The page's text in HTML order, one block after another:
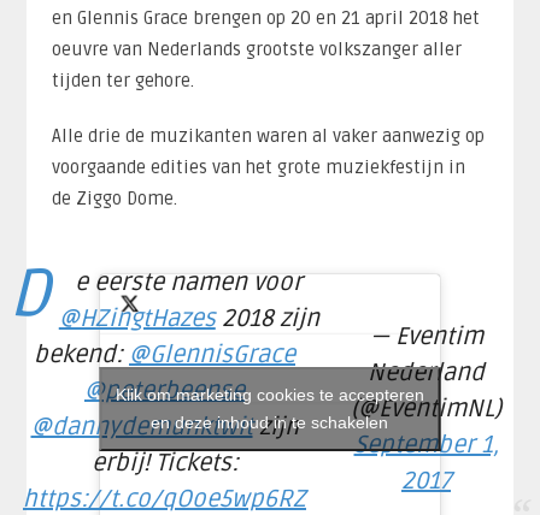
en Glennis Grace brengen op 20 en 21 april 2018 het
oeuvre van Nederlands grootste volkszanger aller
tijden ter gehore.
Alle drie de muzikanten waren al vaker aanwezig op
voorgaande edities van het grote muziekfestijn in
de Ziggo Dome.
D
e eerste namen voor
@HZingtHazes2018 zijn
bekend: @GlennisGrace
@peterbeense
@dannydemunktwitzijn
erbij! Tickets:
https://t.co/qOoe5wp6RZ
— Eventim
Nederland
(@EventimNL)
September 1,
2017
Klik om marketing cookies te accepteren
en deze inhoud in te schakelen